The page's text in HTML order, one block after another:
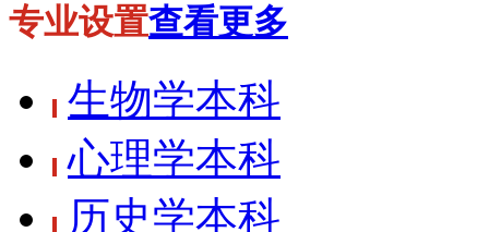
专业设置查看更多
生物学本科
心理学本科
历史学本科